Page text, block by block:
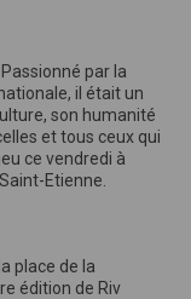
par la
il était un
son humanité
et tous ceux qui
ce vendredi à
Etienne.
place de la
édition de Riv